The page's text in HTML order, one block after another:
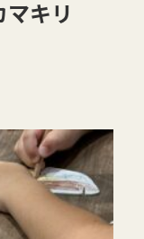
キリ